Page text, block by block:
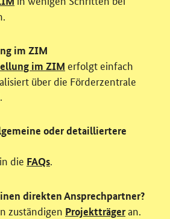
im ZIM
im ZIM erfolgt einfach
über die Förderzentrale
oder detailliertere
die FAQs
direkten Ansprechpartner?
zuständigen Projektträgeran.